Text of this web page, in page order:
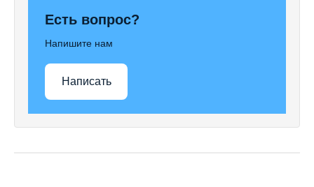
Есть вопрос?
Напишите нам
Написать